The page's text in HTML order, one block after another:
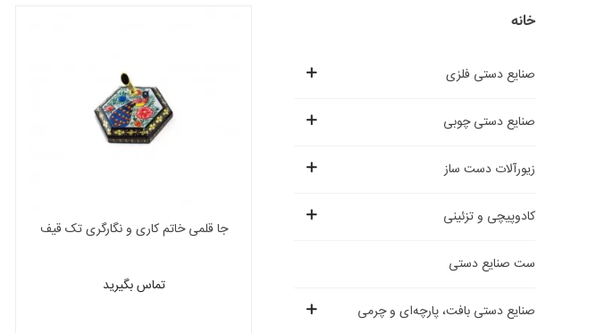
خانه
صنایع دستی فلزی
صنایع دستی چوبی
زیورآلات دست ساز
کادوپیچی و تزئینی
ست صنایع دستی
صنایع دستی بافت، پارچه‌ای و چرمی
جا قلمی خاتم کاری و نگارگری تک قیف
تماس بگیرید